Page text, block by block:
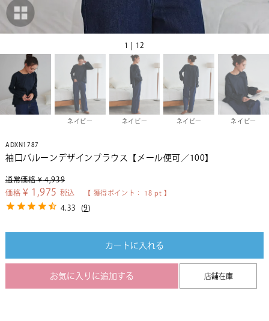
1 | 12
ネイビー ネイビー ネイビー ネイビー
ADXN1787
袖口バルーンデザインブラウス【メール便可／100】
通常価格 ¥ 4,939
価格 ¥ 1,975 税込 【 獲得ポイント： 18 pt 】
4.33 (9)
カートに入れる
お気に入りに追加する 店舗在庫